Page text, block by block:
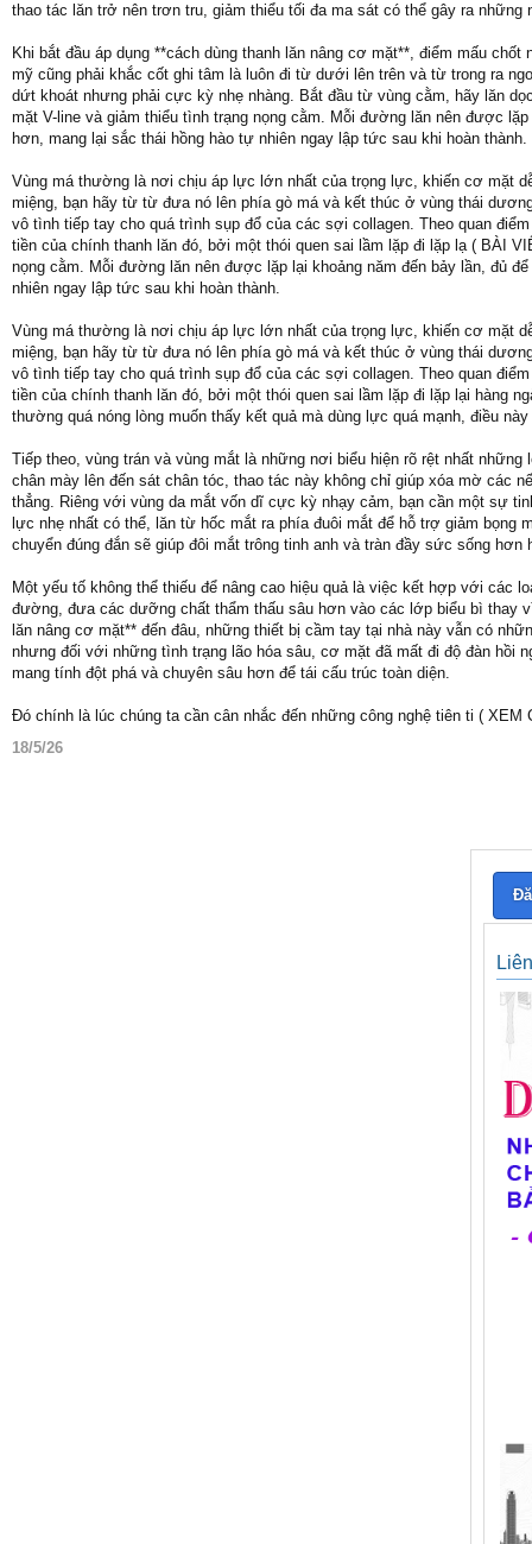
thao tác lăn trở nên trơn tru, giảm thiểu tối đa ma sát có thể gây ra những
Khi bắt đầu áp dụng **cách dùng thanh lăn nâng cơ mặt**, điểm mấu
mỹ cũng phải khắc cốt ghi tâm là luôn đi từ dưới lên trên và từ trong ra
dứt khoát nhưng phải cực kỳ nhẹ nhàng. Bắt đầu từ vùng cằm, hãy lăn
mặt V-line và giảm thiểu tình trạng nọng cằm. Mỗi đường lăn nên được
hơn, mang lại sắc thái hồng hào tự nhiên ngay lập tức sau khi hoàn thành.
Vùng má thường là nơi chịu áp lực lớn nhất của trọng lực, khiến cơ mặt
miệng, bạn hãy từ từ đưa nó lên phía gò má và kết thúc ở vùng thái
vô tình tiếp tay cho quá trình sụp đổ của các sợi collagen. Theo quan
tiền của chính thanh lăn đó, bởi một thói quen sai lầm lặp đi lặp lạ ( BÀI
nọng cằm. Mỗi đường lăn nên được lặp lại khoảng năm đến bảy lần, đủ
nhiên ngay lập tức sau khi hoàn thành.
Vùng má thường là nơi chịu áp lực lớn nhất của trọng lực, khiến cơ mặt
miệng, bạn hãy từ từ đưa nó lên phía gò má và kết thúc ở vùng thái
vô tình tiếp tay cho quá trình sụp đổ của các sợi collagen. Theo quan
tiền của chính thanh lăn đó, bởi một thói quen sai lầm lặp đi lặp lại hàng
thường quá nóng lòng muốn thấy kết quả mà dùng lực quá mạnh, điều
Tiếp theo, vùng trán và vùng mắt là những nơi biểu hiện rõ rệt nhất
chân mày lên đến sát chân tóc, thao tác này không chỉ giúp xóa mờ các
thẳng. Riêng với vùng da mắt vốn dĩ cực kỳ nhạy cảm, bạn cần một sự
lực nhẹ nhất có thể, lăn từ hốc mắt ra phía đuôi mắt để hỗ trợ giảm
chuyển đúng đắn sẽ giúp đôi mắt trông tinh anh và tràn đầy sức sống hơn
Một yếu tố không thể thiếu để nâng cao hiệu quả là việc kết hợp với các
đường, đưa các dưỡng chất thẩm thấu sâu hơn vào các lớp biểu bì thay
lăn nâng cơ mặt** đến đâu, những thiết bị cầm tay tại nhà này vẫn có
nhưng đối với những tình trạng lão hóa sâu, cơ mặt đã mất đi độ đàn hồi
mang tính đột phá và chuyên sâu hơn để tái cấu trúc toàn diện.
Đó chính là lúc chúng ta cần cân nhắc đến những công nghệ tiên ti (
18/5/26